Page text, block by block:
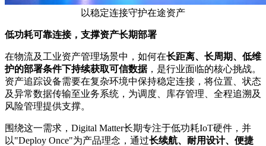
以稳定连接守护在途资产
低功耗可靠连接，支撑资产长期部署
在物流及工业资产管理场景中，如何在长距离、长周期、低维
护的部署条件下持续获取可信数据，是行业面临的核心挑战。
资产追踪设备需要在复杂环境中保持稳定连接，将位置、状态
及异常数据传输至业务系统，为调度、库存管理、全程追溯及
风险管理提供支撑。
围绕这一需求，Digital Matter长期专注于低功耗IoT硬件，并
以"Deploy Once"为产品理念，通过长续航、耐用设计、便捷